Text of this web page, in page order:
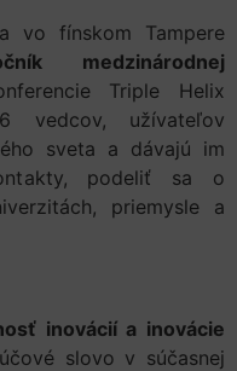
vo fínskom Tampere
medzinárodnej
Triple Helix
vedcov, užívateľov
sveta a dávajú im
podeliť sa o
priemysle a
inovácií a inovácie
slovo v súčasnej